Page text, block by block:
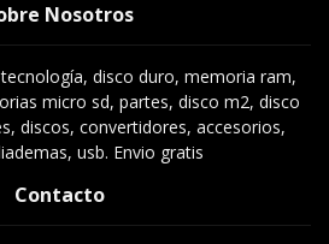
Nosotros
disco duro, memoria ram,
micro sd, partes, disco m2, disco
discos, convertidores, accesorios,
usb. Envio gratis
Contacto